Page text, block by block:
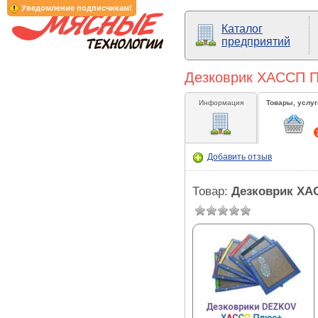
Уведомление подписчикам!
Каталог
предприятий
Дезковрик ХАССП
Информация Товары,
Добавить отзыв
Товар: Дезковрик